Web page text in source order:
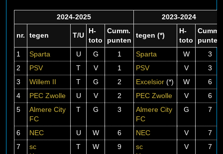
2024-2025 2023-2024
nr. tegen T/U
H-
toto
Cumm.
punten
tegen (*)
H-
toto
Cumm.
punten
1
Sparta U G 1 Sparta W
3
2
PSV T V 1 PSV V
3
3
Willem II T G 2 Excelsior (*) W
6
4
PEC Zwolle U V 2 PEC Zwolle V
6
5
Almere City
FC
T G 3
Almere City
FC
G 7
6 NEC U W 6 NEC V
7
7
sc
T W 9
sc
V 7